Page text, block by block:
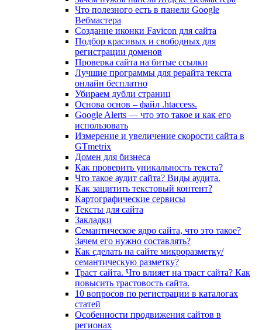
Что полезного есть в панели Google
Вебмастера
Создание иконки Favicon для сайта
Подбор красивых и свободных для
регистрации доменов
Проверка сайта на битые ссылки
Лучшие программы для рерайта текста
онлайн бесплатно
Убираем дубли страниц
Основа основ – файл .htaccess.
Google Alerts — что это такое и как его
использовать
Измерение и увеличение скорости сайта в
GTmetrix
Домен для бизнеса
Как проверить уникальность текста?
Что такое аудит сайта? Виды аудита.
Как защитить текстовый контент?
Картографические сервисы
Тексты для сайта
Закладки
Семантическое ядро сайта, что это такое?
Зачем его нужно составлять?
Как сделать на сайте микроразметку/
семантическую разметку?
Траст сайта. Что влияет на траст сайта? Как
повысить трастовость сайта.
10 вопросов по регистрации в каталогах
статей
Особенности продвижения сайтов в
регионах